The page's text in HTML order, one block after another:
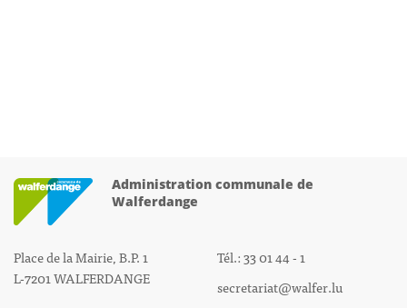
Administration communale de
Walferdange
Place de la Mairie, B.P. 1
L-7201 WALFERDANGE
Tél.: 33 01 44 - 1
secretariat@walfer.lu